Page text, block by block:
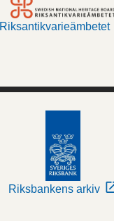
Riksantikvarieämbetet
Riksbankens arkiv